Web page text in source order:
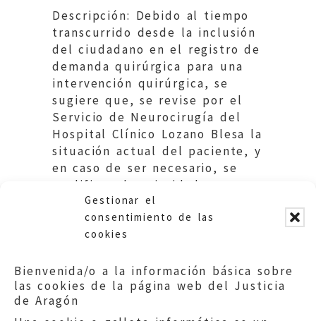
Gestionar el
consentimiento de las
cookies
Bienvenida/o a la información básica sobre
las cookies de la página web del Justicia
de Aragón
Descripción: Debido al tiempo
transcurrido desde la inclusión
del ciudadano en el registro de
demanda quirúrgica para una
intervención quirúrgica, se
sugiere que, se revise por el
Servicio de Neurocirugía del
Hospital Clínico Lozano Blesa la
situación actual del paciente, y
en caso de ser necesario, se
modifique la prioridad
asistencial.